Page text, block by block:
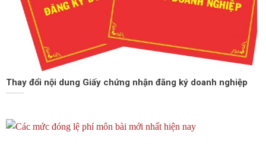
Thay đổi nội dung Giấy chứng nhận đăng ký doanh nghiệp